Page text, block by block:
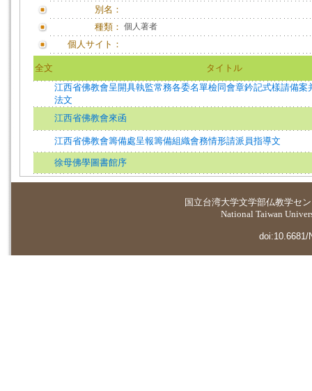
別名：
種類： 個人著者
個人サイト：
全文
タイトル
江西省佛教會呈開具執監常務各委名單檢同會章鈐記式樣請備案
法文
江西省佛教會來函
江西省佛教會籌備處呈報籌備組織會務情形請派員指導文
徐母佛學圖書館序
国立台湾大学文学部仏教学セ
National Taiwan
doi:10.6681/